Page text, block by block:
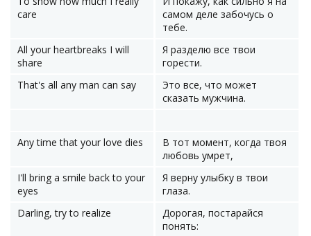
care
самом деле забочусь о
тебе.
All your heartbreaks I will
share
Я разделю все твои
горести.
That's all any man can say
Это все, что может
сказать мужчина.
Any time that your love dies
В тот момент, когда твоя
любовь умрет,
I'll bring a smile back to your
eyes
Я верну улыбку в твои
глаза.
Darling, try to realize
Дорогая, постарайся
понять: